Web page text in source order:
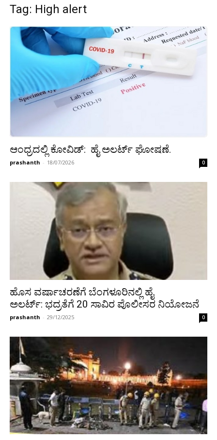
Tag: High alert
ಆಂಧ್ರದಲ್ಲಿ ಕೋವಿಡ್: ಹೈ ಅಲರ್ಟ್ ಘೋಷಣೆ.
prashanth - 18/07/2026 0
ಹೊಸ ವರ್ಷಾಚರಣೆಗೆ ಬೆಂಗಳೂರಿನಲ್ಲಿ ಹೈ
ಅಲರ್ಟ್: ಭದ್ರತೆಗೆ 20 ಸಾವಿರ ಪೊಲೀಸರ ನಿಯೋಜನೆ
prashanth - 29/12/2025 0